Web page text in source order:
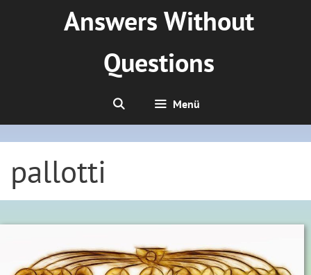
Answers Without
Questions
Menü
pallotti